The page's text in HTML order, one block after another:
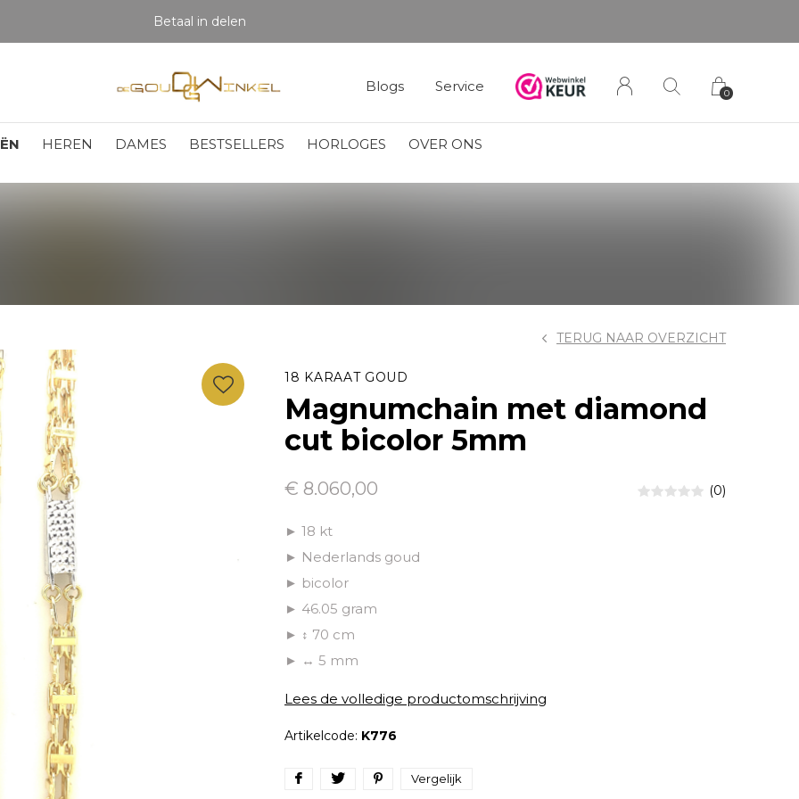
HEREN DAMES BESTSELLERS HORLOGES OVER ONS
Blogs Service 0
Betaal in delen
18 KARAAT GOUD
Magnumchain met diamond
cut bicolor 5mm
TERUG NAAR OVERZICHT
€ 8.060,00 (0)
► 18 kt
► Nederlands goud
► bicolor
► 46.05 gram
► ↕ 70 cm
► ↔ 5 mm
Lees de volledige productomschrijving
Artikelcode: K776
Vergelijk